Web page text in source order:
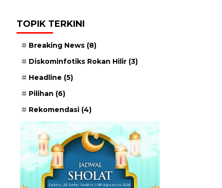
TOPIK TERKINI
Breaking News (8)
Diskominfotiks Rokan Hilir (3)
Headline (5)
Pilihan (6)
Rekomendasi (4)
Sabtu, 23 Safar 1448 H / 08 Agustus 2026